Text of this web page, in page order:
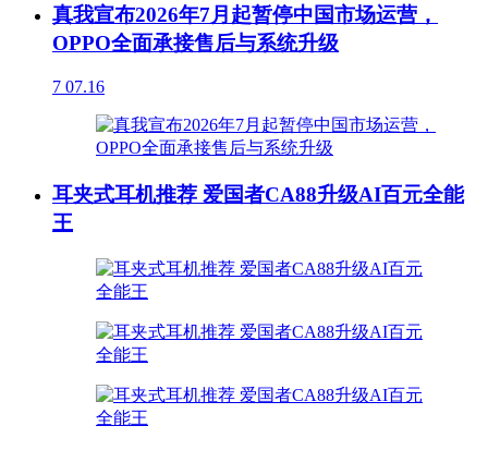
真我宣布2026年7月起暂停中国市场运营，
OPPO全面承接售后与系统升级
7 07.16
耳夹式耳机推荐 爱国者CA88升级AI百元全能
王